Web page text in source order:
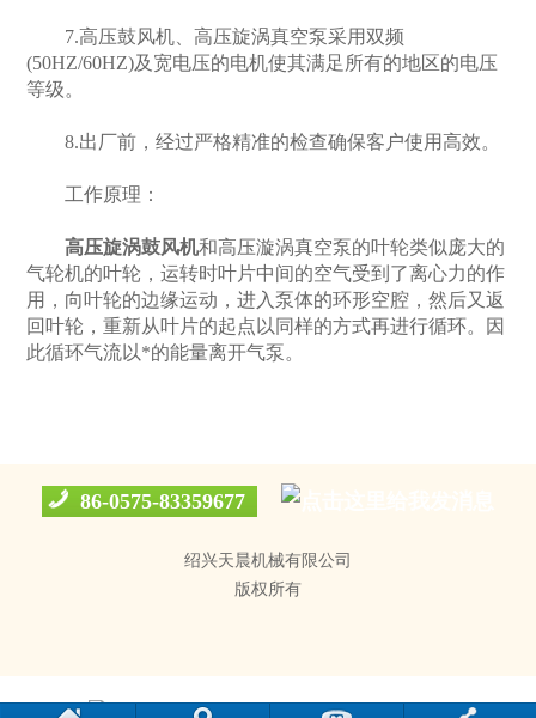
7.高压鼓风机、高压旋涡真空泵采用双频
(50HZ/60HZ)及宽电压的电机使其满足所有的地区的电压
等级。
8.出厂前，经过严格精准的检查确保客户使用高效。
工作原理：
高压旋涡鼓风机和高压漩涡真空泵的叶轮类似庞大的
气轮机的叶轮，运转时叶片中间的空气受到了离心力的作
用，向叶轮的边缘运动，进入泵体的环形空腔，然后又返
回叶轮，重新从叶片的起点以同样的方式再进行循环。因
此循环气流以*的能量离开气泵。
86-0575-83359677
绍兴天晨机械有限公司
版权所有
浙公网安备 33068302000051号